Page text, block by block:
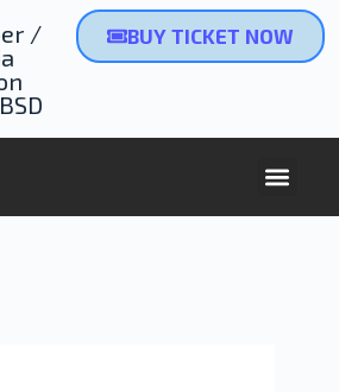
/
BUY TICKET NOW